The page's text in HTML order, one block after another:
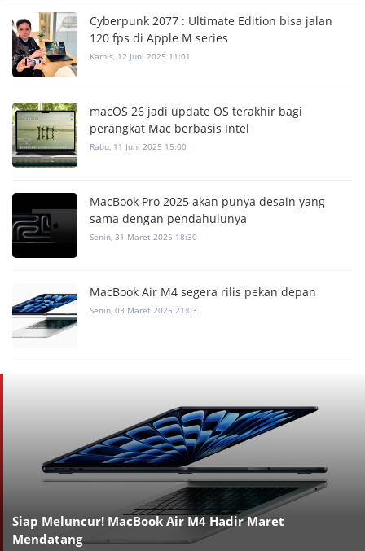
Cyberpunk 2077 : Ultimate Edition bisa jalan
120 fps di Apple M series
Kamis, 12 Juni 2025 11:01
macOS 26 jadi update OS terakhir bagi
perangkat Mac berbasis Intel
Rabu, 11 Juni 2025 15:00
MacBook Pro 2025 akan punya desain yang
sama dengan pendahulunya
Senin, 31 Maret 2025 18:30
MacBook Air M4 segera rilis pekan depan
Senin, 03 Maret 2025 21:03
Siap Meluncur! MacBook Air M4 Hadir Maret
Mendatang